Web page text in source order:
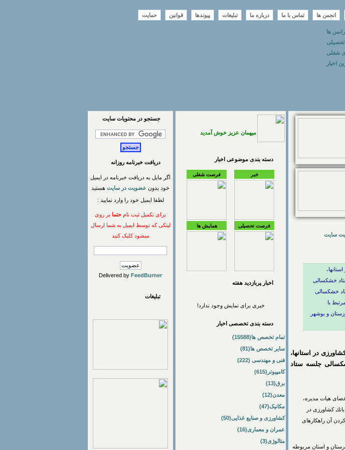
انجمن ها تماس با ما درباره ما تبلیغات پیوندها قوانین حمایت
سایت
خشكسالی
خشكسالی
با
و بوشهر
در استانها،
جلسه ستاد
هیات مدیره،
كشاورزی در
آن راهكارهای
و استان مربوطه
میهمان عزیز خوش آمدید
دسته بندی موضوعی اخبار
خبر فرصت شغلی
فرصت تحصیلی همایش ها
اخبار پربازديد هفته
خبری برای نمایش وجود ندارد!
دسته بندی تخصصی اخبار
تمام تخصص ها(15588)
سایر تخصص ها(81)
فنی و مهندسی (222)
کامپیوتر(615)
برق(13)
معدن(12)
مکانیک(47)
کشاورزی و صنایع غذایی(50)
عمران و معماری(16)
متالوژی(3)
جستجو در محتويات سايت
دریافت خبرنامه روزانه
اگر مایل به دریافت خبرنامه در ایمیل
خود بدون عضویت در سایت هستید
لطفا ایمیل خود را وارد نمایید :
برای تکمیل ثبت نام حتما بر روی
لینکی که توسط ایمیل به شما ارسال
میشود کلیک کنید
Delivered by FeedBurner
تبلیغات